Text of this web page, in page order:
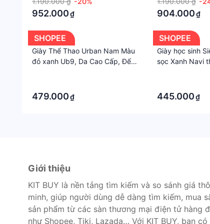
952.000₫ 904.000₫
SHOPEE
Giày Thể Thao Urban Nam Màu
đỏ xanh Ub9, Da Cao Cấp, Đế
479.000₫
SHOPEE
Giày học sinh
sọc Xanh Navi
445.000₫
Giới thiệu
KIT BUY là nền tảng tìm kiếm và so sánh giá
minh, giúp người dùng dễ dàng tìm kiếm, mua
sản phẩm từ các sàn thương mại điện tử hàng
như Shopee, Tiki, Lazada… Với KIT BUY, bạn có